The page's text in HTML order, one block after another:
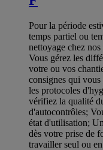
Pour la période
temps partiel ou
nettoyage chez
Vous gérez les
votre ou vos
consignes qui
les protocoles
vérifiez la qualité
d'autocontrôles;
état d'utilisation;
dès votre prise de
travailler seul ou